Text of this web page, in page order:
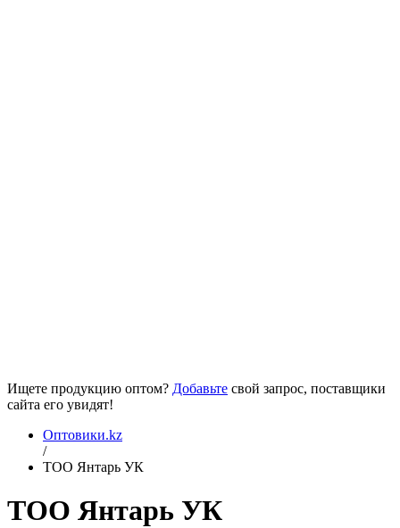
Ищете продукцию оптом? Добавьте свой запрос, поставщики
сайта его увидят!
Оптовики.kz
/
ТОО Янтарь УК
ТОО Янтарь УК